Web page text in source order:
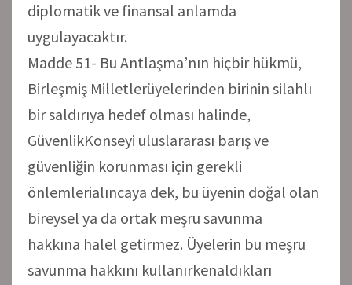
diplomatik ve finansal anlamda
uygulayacaktır.
Madde 51- Bu Antlaşma’nın hiçbir hükmü,
Birleşmiş Milletlerüyelerinden birinin silahlı
bir saldırıya hedef olması halinde,
GüvenlikKonseyi uluslararası barış ve
güvenliğin korunması için gerekli
önlemlerialıncaya dek, bu üyenin doğal olan
bireysel ya da ortak meşru savunma
hakkına halel getirmez. Üyelerin bu meşru
savunma hakkını kullanırkenaldıkları